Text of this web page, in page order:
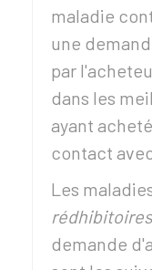
maladie
une
par
dans les
ayant
contact
Les
rédhibitoires
demande